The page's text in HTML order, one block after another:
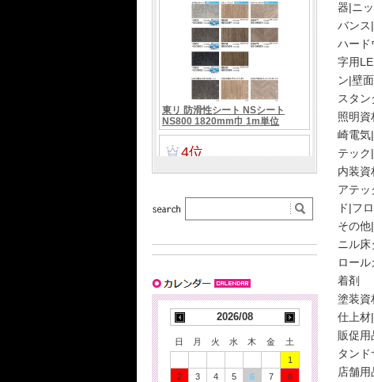
器|ニ
バンス|
ハード
字用
ン|壁
スタ
照明資
崎電気|
テック|
内装資
アテッ
ド|フ
その他|
ニル床
ロー
着剤
塗装資
仕上材|
販促用
タンド
店舗
2026/08
日 月 火 水 木 金
土
1
2
3 4 5 6 7
8